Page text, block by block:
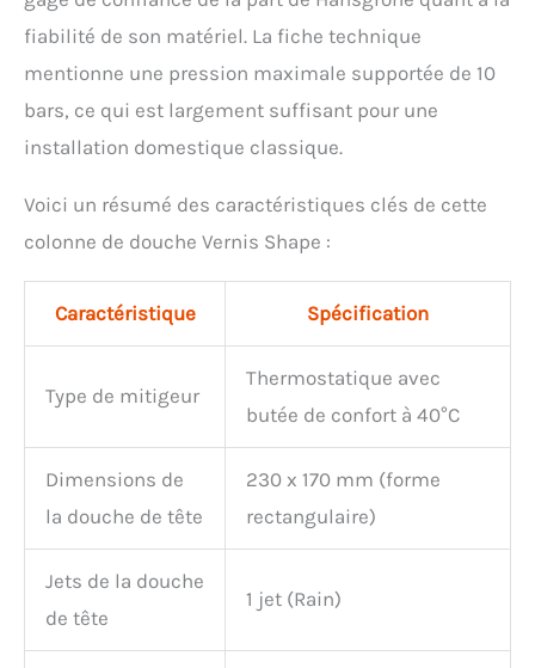
fiabilité de son matériel. La fiche technique
mentionne une pression maximale supportée de 10
bars, ce qui est largement suffisant pour une
installation domestique classique.
Voici un résumé des caractéristiques clés de cette
colonne de douche Vernis Shape :
Caractéristique Spécification
Type de mitigeur
Thermostatique avec
butée de confort à 40°C
Dimensions de
la douche de tête
230 x 170 mm (forme
rectangulaire)
Jets de la douche
de tête
1 jet (Rain)